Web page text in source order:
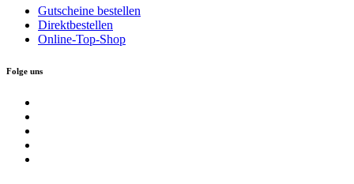
Gutscheine bestellen
Direktbestellen
Online-Top-Shop
Folge uns